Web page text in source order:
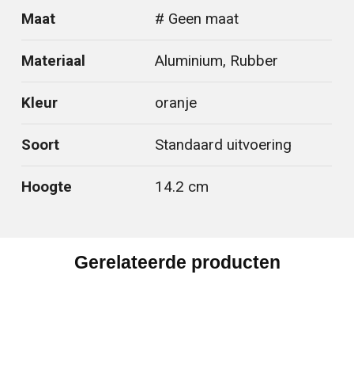
Maat # Geen maat
Materiaal Aluminium, Rubber
Kleur oranje
Soort Standaard uitvoering
Hoogte 14.2 cm
Gerelateerde producten